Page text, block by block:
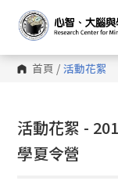
首頁 / 活動花絮
:::
活動花絮 -
學夏令營